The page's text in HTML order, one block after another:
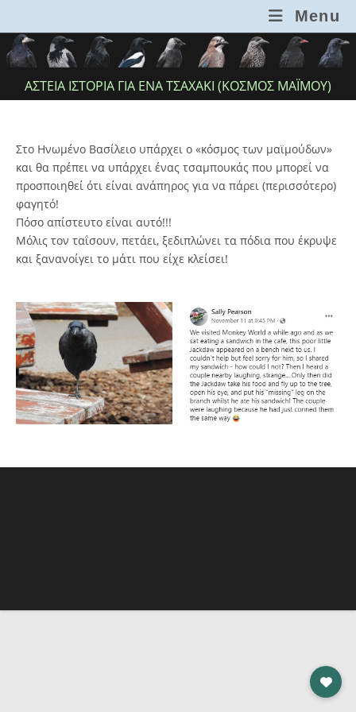
content
Menu
ΑΣΤΕΊΑ ΙΣΤΟΡΊΑ ΓΙΑ ΈΝΑ ΤΣΑΧΆΚΙ (ΚΌΣΜΟΣ ΜΑΪΜΟΎ)
Στο Ηνωμένο Βασίλειο υπάρχει ο «κόσμος των μαϊμούδων»
και θα πρέπει να υπάρχει ένας τσαμπουκάς που μπορεί να
προσποιηθεί ότι είναι ανάπηρος για να πάρει (περισσότερο)
φαγητό!
Πόσο απίστευτο είναι αυτό!!!
Μόλις τον ταΐσουν, πετάει, ξεδιπλώνει τα πόδια που έκρυψε
και ξανανοίγει το μάτι που είχε κλείσει!